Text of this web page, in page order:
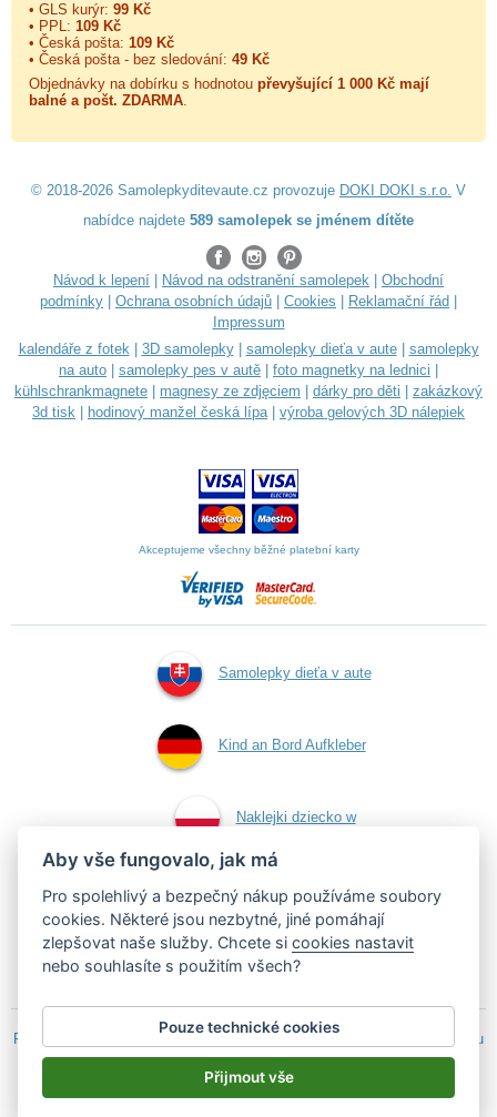
• GLS kurýr: 99 Kč
• PPL: 109 Kč
• Česká pošta: 109 Kč
• Česká pošta - bez sledování: 49 Kč
Objednávky na dobírku s hodnotou převyšující 1 000 Kč mají
balné a pošt. ZDARMA.
© 2018-2026 Samolepkyditevaute.cz provozuje DOKI DOKI s.r.o. V
nabídce najdete 589 samolepek se jménem dítěte
Návod k lepení Návod na odstranění samolepek
Obchodní
podmínky
Ochrana osobních údajů Cookies Reklamační řád
Impressum
kalendáře z fotek| 3D samolepky| samolepky dieťa v aute| samolepky
na auto
samolepky pes v autě foto magnetky na lednici
kühlschrankmagnete
magnesy ze zdjęciem dárky pro děti
zakázkový
3d tisk
hodinový manžel česká lípa| výroba gelových 3D nálepiek
Akceptujeme všechny běžné platební karty
Samolepky dieťa v aute
Kind an Bord Aufkleber
Naklejki dziecko w
aucie
Samolepky dítě v autě
Podle zákona o evidenci tržeb je prodávající povinen vystavit kupujícímu
účtenku.
Zároveň je povinen zaevidovat přijatou tržbu u správce daně on-line; v
případě technického výpadku pak nejpozději do 48 hodin.
Aby vše fungovalo, jak má
Pro spolehlivý a bezpečný nákup používáme soubory
cookies. Některé jsou nezbytné, jiné pomáhají
zlepšovat naše služby. Chcete sicookies nastavit
nebo souhlasíte s použitím všech?
Pouze technické cookies
Přijmout vše